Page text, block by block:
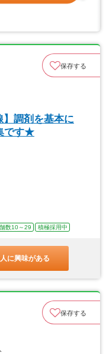
保存する
】調剤を基本に
です★
数10～29 積極採用中
に興味がある
保存する